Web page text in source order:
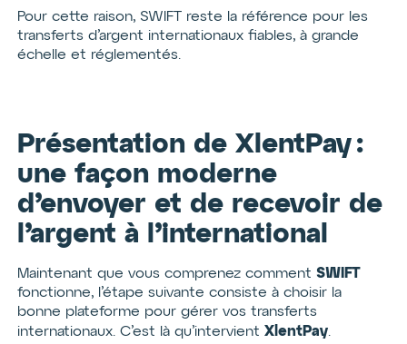
Pour cette raison, SWIFT reste la référence pour les
transferts d’argent internationaux fiables, à grande
échelle et réglementés.
Présentation de XlentPay :
une façon moderne
d’envoyer et de recevoir de
l’argent à l’international
Maintenant que vous comprenez comment SWIFT
fonctionne, l’étape suivante consiste à choisir la
bonne plateforme pour gérer vos transferts
internationaux. C’est là qu’intervientXlentPay.